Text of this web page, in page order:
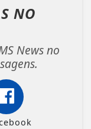
NO
News no